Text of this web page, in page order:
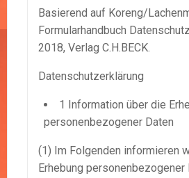
Basierend auf Koreng/
Formularhandbuch
2018, Verlag C.H.BECK.
Datenschutzerklärung
1 Information über die
personenbezogener Daten
(1) Im Folgenden informieren
Erhebung